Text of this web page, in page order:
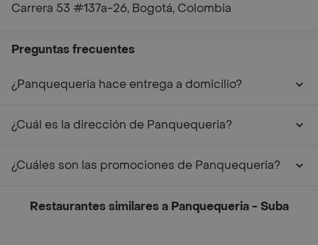
Carrera 53 #137a-26, Bogotá, Colombia
Preguntas frecuentes
¿Panquequeria hace entrega a domicilio?
¿Cuál es la dirección de Panquequeria?
¿Cuáles son las promociones de Panquequeria?
Restaurantes similares a Panquequeria - Suba